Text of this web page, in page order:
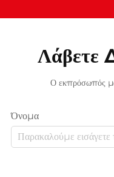
Λάβετε
Ο εκπρόσωπός
Όνομα